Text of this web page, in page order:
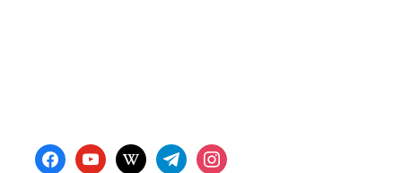
facebookyoutubewikipediatelegraminstagram